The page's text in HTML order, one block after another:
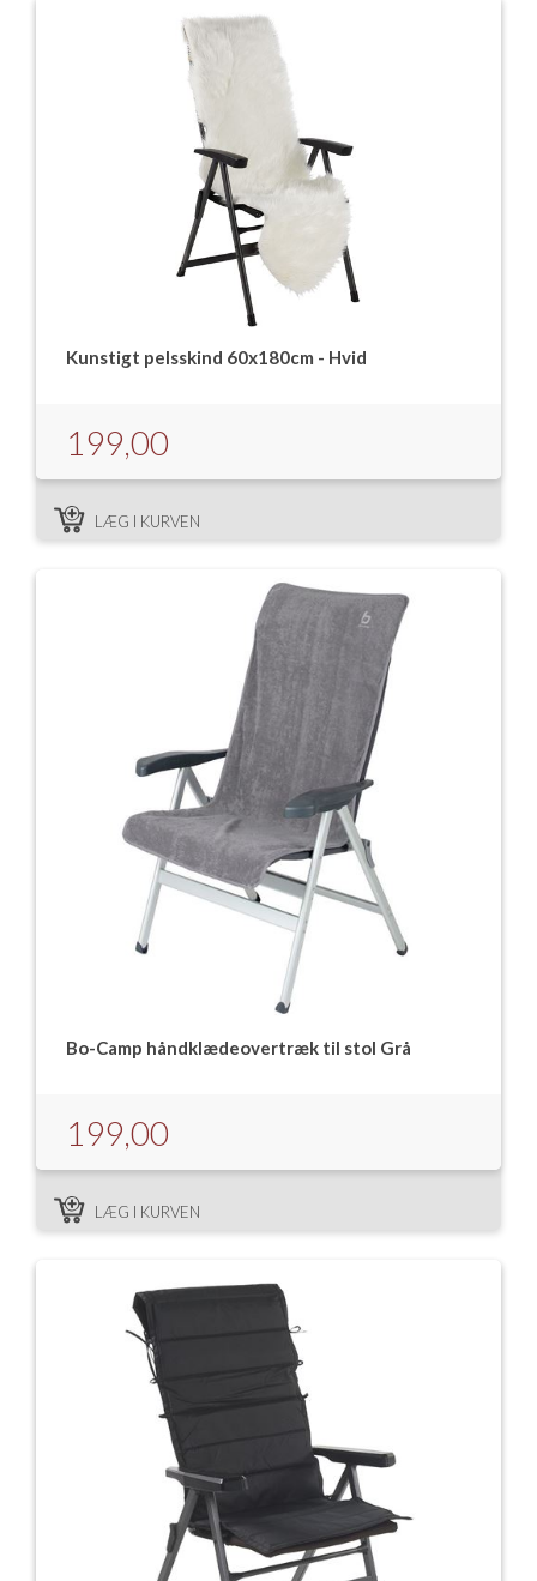
Kunstigt pelsskind 60x180cm - Hvid
199,00
LÆG I KURVEN
Bo-Camp håndklædeovertræk til stol Grå
199,00
LÆG I KURVEN